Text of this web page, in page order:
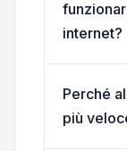
internet?
Perché
più